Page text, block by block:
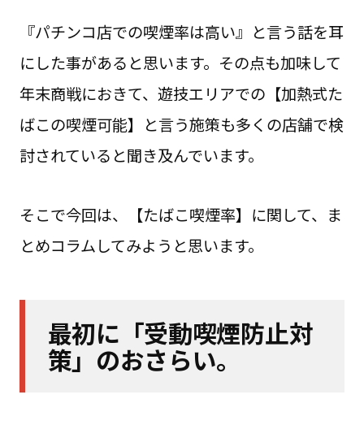
『パチンコ店での喫煙率は高い』と言う話を耳
にした事があると思います。その点も加味して
年末商戦におきて、遊技エリアでの【加熱式た
ばこの喫煙可能】と言う施策も多くの店舗で検
討されていると聞き及んでいます。
そこで今回は、【たばこ喫煙率】に関して、ま
とめコラムしてみようと思います。
最初に「受動喫煙防止対
策」のおさらい。